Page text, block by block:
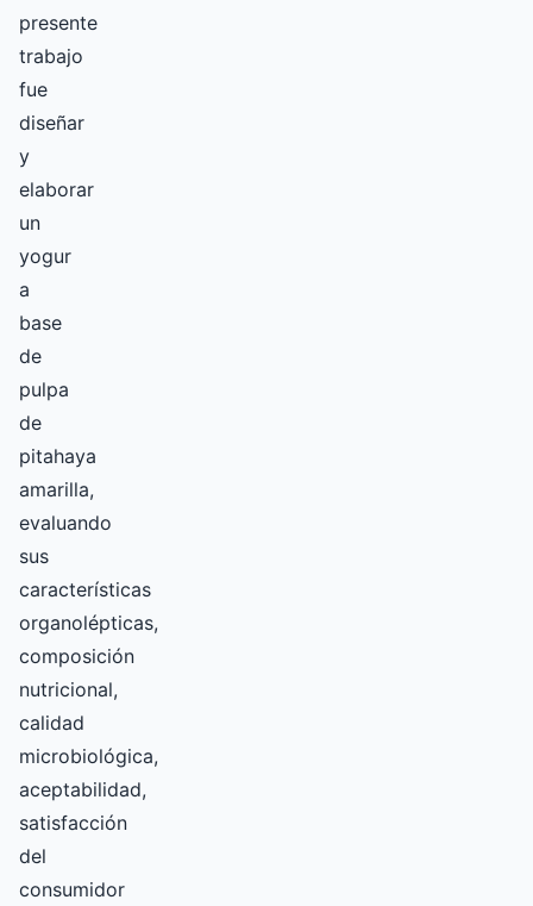
presente
trabajo
fue
diseñar
y
elaborar
un
yogur
a
base
de
pulpa
de
pitahaya
amarilla,
evaluando
sus
características
organolépticas,
composición
nutricional,
calidad
microbiológica,
aceptabilidad,
satisfacción
del
consumidor